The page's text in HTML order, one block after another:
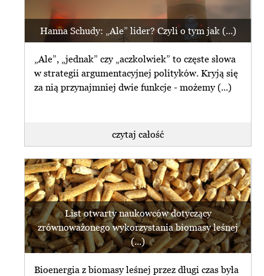
Hanna Schudy: „Ale” lider? Czyli o tym jak (...)
„Ale”, „jednak” czy „aczkolwiek” to częste słowa
w strategii argumentacyjnej polityków. Kryją się
za nią przynajmniej dwie funkcje - możemy (...)
czytaj całość
List otwarty naukowców dotyczący
zrównoważonego wykorzystania biomasy leśnej
(...)
Bioenergia z biomasy leśnej przez długi czas była